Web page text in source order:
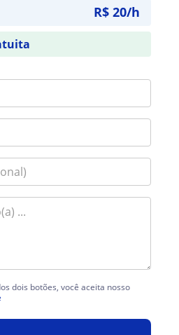
R$ 20/h
dois botões, você aceita nosso